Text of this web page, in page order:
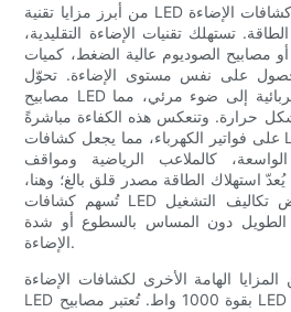
من أبرز مزايا تقنية LED في كشافات الإضاءة LED بقدرة 1000 واط
تستهلك تقنيات الإضاءة التقليدية،
أو مصابيح الصوديوم عالية الضغط، كميات
على نفس مستوى الإضاءة. تحوّل
مصابيح LED نسبة أعلى من الطاقة الكهربائية إلى ضوء مرئي، مما
حرارة. وتنعكس هذه الكفاءة مباشرةً
على فواتير الكهرباء، مما يجعل كشافات LED خيارًا أكثر صداقةً للبيئة.
كالملاعب الرياضية ومواقف
يُعدّ استهلاك الطاقة مصدر قلق بالغ؛ وهنا،
تُسهم كشافات LED بقدرة 1000 واط في خفض تكاليف التشغيل
دون المساس بالسطوع أو شدة
الإضاءة.
الهامة الأخرى لكشافات الإضاءة
LED بقوة 1000 واط. تُعتبر مصابيح LED أجهزة إضاءة صلبة لا تحتوي